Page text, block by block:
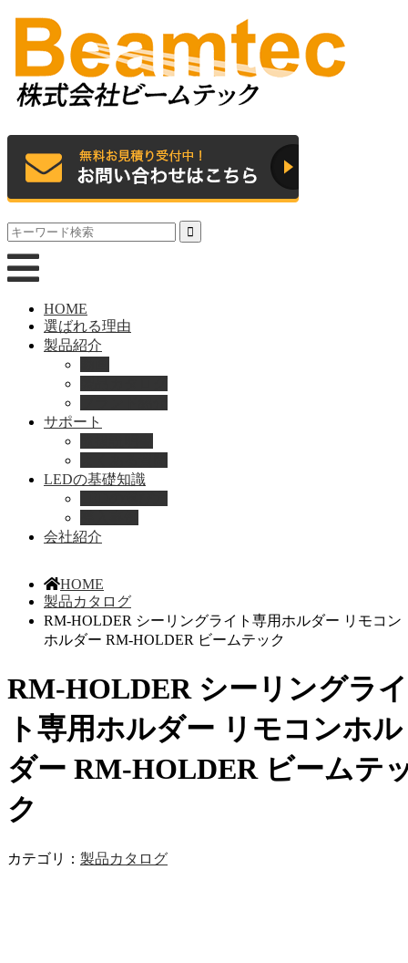
HOME
選ばれる理由
製品紹介
サポート
LEDの基礎知識
会社紹介
HOME
製品カタログ
RM-HOLDER シーリングライト専用ホルダー リモコン
ホルダー RM-HOLDER ビームテック
RM-HOLDER シーリングライ
ト専用ホルダー リモコンホル
ダー RM-HOLDER ビームテ
ク
カテゴリ： 製品カタログ